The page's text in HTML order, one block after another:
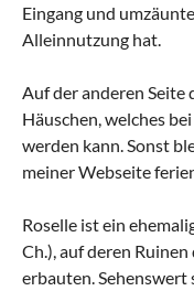
Eingang und
Alleinnutzung hat.
Auf der anderen Seite
Häuschen, welches
werden kann. Sonst
meiner Webseite
Roselle ist ein
Ch.), auf deren
erbauten. Sehenswert